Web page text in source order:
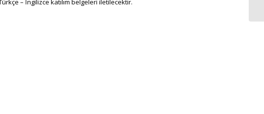
– İngilizce katılım belgeleri iletilecektir.